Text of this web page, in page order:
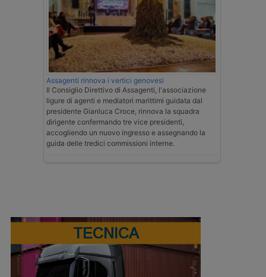
Assagenti rinnova i vertici genovesi
Il Consiglio Direttivo di Assagenti, l'associazione
ligure di agenti e mediatori marittimi guidata dal
presidente Gianluca Croce, rinnova la squadra
dirigente confermando tre vice presidenti,
accogliendo un nuovo ingresso e assegnando la
guida delle tredici commissioni interne.
TECNICA